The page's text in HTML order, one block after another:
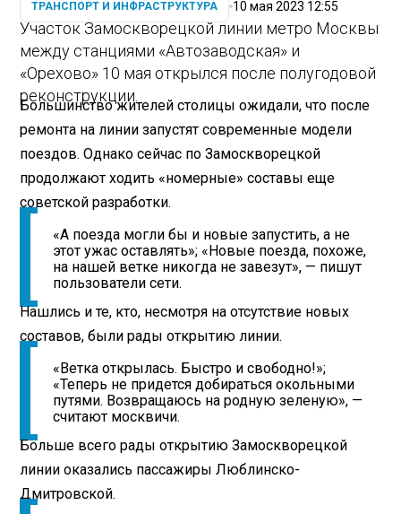
ТРАНСПОРТ И ИНФРАСТРУКТУРА 10 мая 2023 12:55
Участок Замоскворецкой линии метро Москвы
между станциями «Автозаводская» и
«Орехово» 10 мая открылся после полугодовой
реконструкции.
Большинство жителей столицы ожидали, что после
ремонта на линии запустят современные модели
поездов. Однако сейчас по Замоскворецкой
продолжают ходить «номерные» составы еще
советской разработки.
«А поезда могли бы и новые запустить, а не
этот ужас оставлять»; «Новые поезда, похоже,
на нашей ветке никогда не завезут», — пишут
пользователи сети.
Нашлись и те, кто, несмотря на отсутствие новых
составов, были рады открытию линии.
«Ветка открылась. Быстро и свободно!»;
«Теперь не придется добираться окольными
путями. Возвращаюсь на родную зеленую», —
считают москвичи.
Больше всего рады открытию Замоскворецкой
линии оказались пассажиры Люблинско-
Дмитровской.